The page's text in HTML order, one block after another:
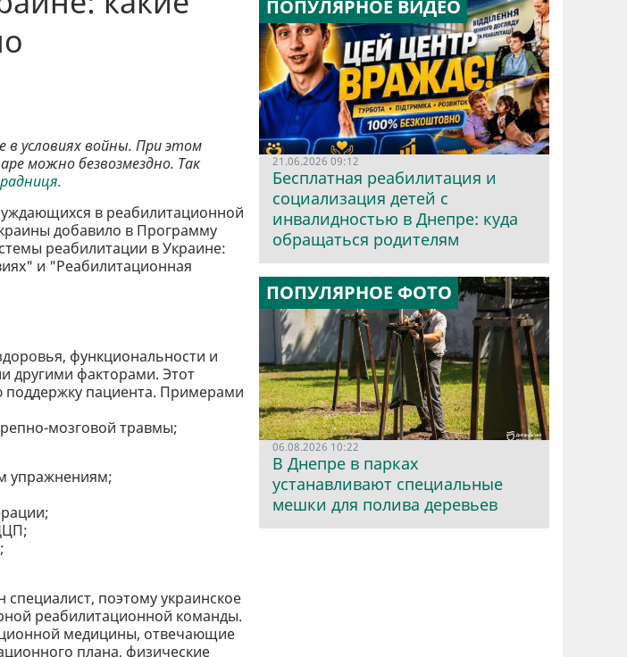
условиях войны. При этом
можно безвозмездно. Так
в реабилитационной
добавило в Программу
реабилитации в Украине:
и "Реабилитационная
функциональности и
другими факторами. Этот
поддержку пациента. Примерами
мозговой травмы;
упражнениям;
поэтому украинское
реабилитационной команды.
медицины, отвечающие
плана, физические
ПОПУЛЯРНОЕ ВИДЕО
21.06.2026 09:12
Бесплатная реабилитация и
социализация детей с
инвалидностью в Днепре: куда
обращаться родителям
ПОПУЛЯРНОЕ ФОТО
06.08.2026 10:22
В Днепре в парках
устанавливают специальные
мешки для полива деревьев